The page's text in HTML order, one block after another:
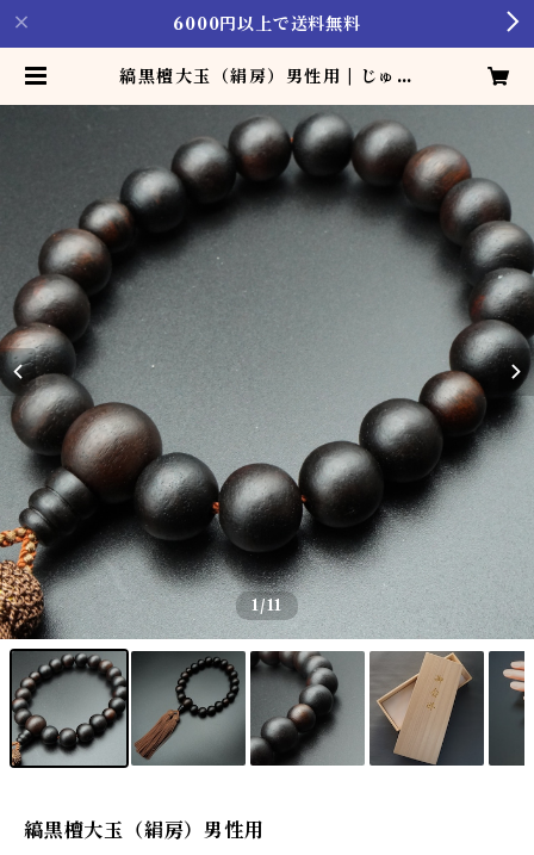
6000円以上で送料無料
縞黒檀大玉（絹房）男性用 | じゅず
1/11
縞黒檀大玉（絹房）男性用